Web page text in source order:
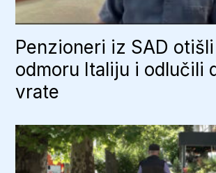
Penzioneri iz SAD
odmoru Italiju i odlučili
vrate